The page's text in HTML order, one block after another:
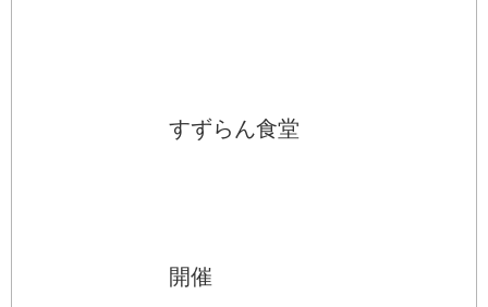
すずらん食堂
開催